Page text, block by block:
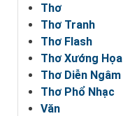
Thơ
Thơ Tranh
Thơ Flash
Thơ Xướng Họa
Thơ Diễn Ngâm
Thơ Phổ Nhạc
Văn